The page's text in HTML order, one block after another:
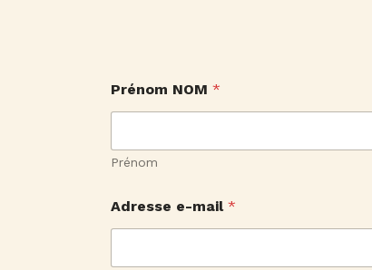
O
M
r
é
m
e
m
Prénom NOM *
Prénom
Adresse e-mail *